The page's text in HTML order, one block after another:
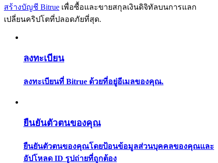
คู่มือเริ่มต้นฟิวเจอร์ส
กลยุทธ์การซื้อขาย
เรียนรู้วิธีการรักษาผลกำไร
สร้างบัญชี Bitrue เพื่อซื้อและขายสกุลเงินดิจิทัลบนการแลก
เปลี่ยนคริปโตที่ปลอดภัยที่สุด.
ลงทะเบียน
ลงทะเบียนที่ Bitrue ด้วยที่อยู่อีเมลของคุณ.
ยืนยันตัวตนของคุณ
ยืนยันตัวตนของคุณโดยป้อนข้อมูลส่วนบุคคลของคุณและ
อัปโหลด ID รูปถ่ายที่ถูกต้อง